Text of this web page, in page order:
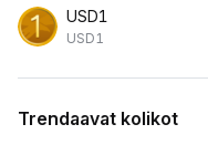
USD1
USD1
Trendaavat kolikot